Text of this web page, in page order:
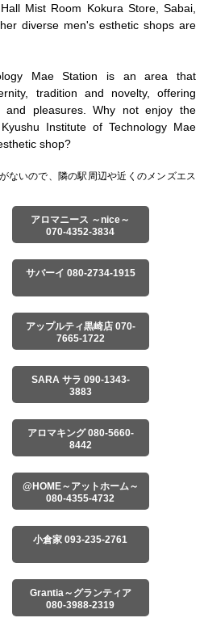
Mist Room Kokura Store, Sabai,
diverse men's esthetic shops are
Mae Station is an area that
tradition and novelty, offering
and pleasures. Why not enjoy the
Institute of Technology Mae
shop?
ないので、隣の駅周辺や近くのメンズエス
アロマニース ～nice～
070-4352-3834
サバーイ 080-2734-1915
アップルティ黒崎店 070-
7665-1722
SARA サラ 090-1343-
3883
アロマキング 080-5660-
8442
@HOME～アットホーム～
080-4355-4732
小倉家 093-235-2761
Grantia～グランティア
080-3988-2319